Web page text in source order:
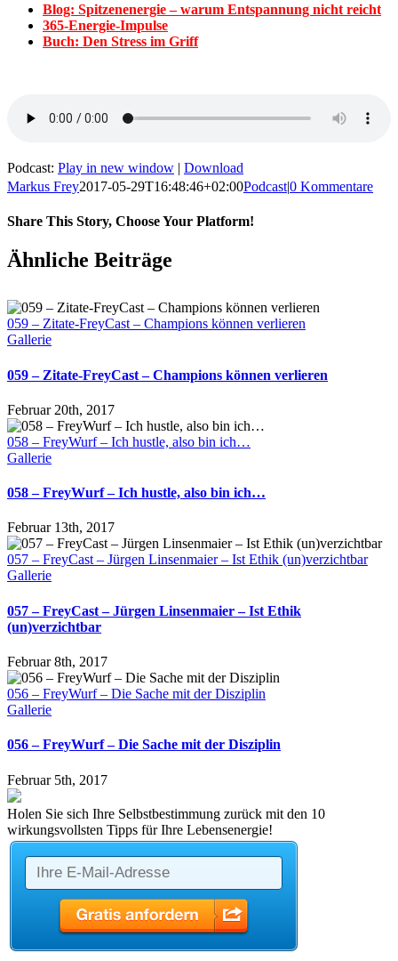
Blog: Spitzenenergie – warum Entspannung nicht reicht
365-Energie-Impulse
Buch: Den Stress im Griff
Podcast: Play in new window | Download
Markus Frey2017-05-29T16:48:46+02:00Podcast|0 Kommentare
Share This Story, Choose Your Platform!
Ähnliche Beiträge
059 – Zitate-FreyCast – Champions können verlieren
Gallerie
059 – Zitate-FreyCast – Champions können verlieren
Februar 20th, 2017
058 – FreyWurf – Ich hustle, also bin ich…
Gallerie
058 – FreyWurf – Ich hustle, also bin ich…
Februar 13th, 2017
057 – FreyCast – Jürgen Linsenmaier – Ist Ethik (un)verzichtbar
Gallerie
057 – FreyCast – Jürgen Linsenmaier – Ist Ethik
(un)verzichtbar
Februar 8th, 2017
056 – FreyWurf – Die Sache mit der Disziplin
Gallerie
056 – FreyWurf – Die Sache mit der Disziplin
Februar 5th, 2017
Holen Sie sich Ihre Selbstbestimmung zurück mit den 10
wirkungsvollsten Tipps für Ihre Lebensenergie!